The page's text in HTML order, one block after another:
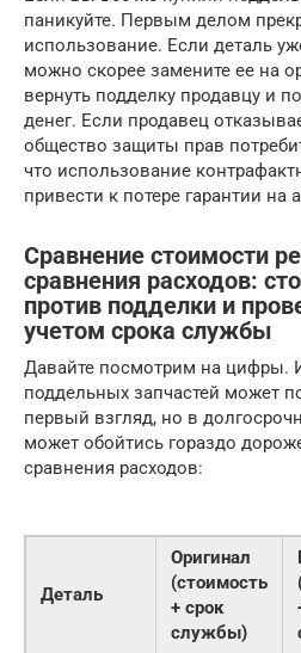
паникуйте. Первым делом
использование. Если деталь
можно скорее замените ее на
вернуть подделку продавцу и
денег. Если продавец
общество защиты прав
что использование
привести к потере гарантии на
Сравнение стоимости
сравнения расходов:
против подделки и
учетом срока службы
Давайте посмотрим на цифры.
поддельных запчастей может
первый взгляд, но в
может обойтись гораздо
сравнения расходов:
Деталь
Оригинал
(стоимость
+ срок
службы)